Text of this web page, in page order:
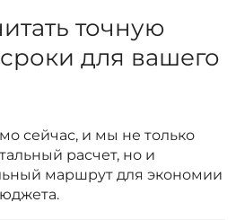
точную
для вашего
сейчас, и мы не только
расчет, но и
маршрут для экономии